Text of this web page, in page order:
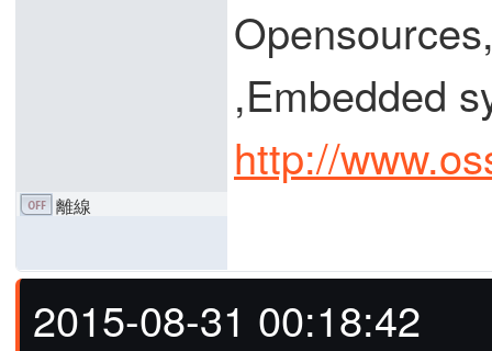
,Embedded
http://
離線
2015-08-31 00:18:42